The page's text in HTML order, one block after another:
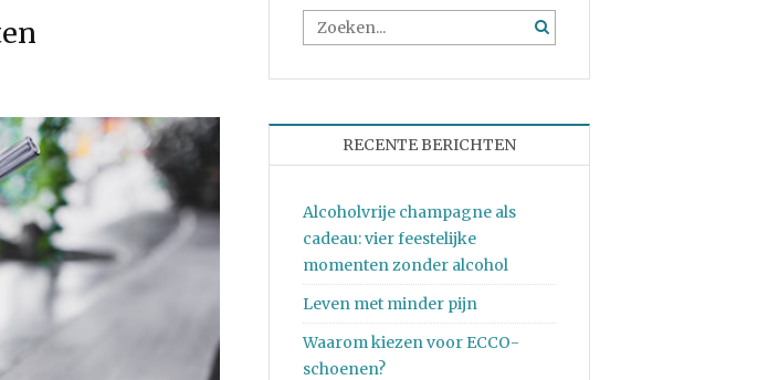
RECENTE BERICHTEN
Alcoholvrije champagne als
cadeau: vier feestelijke
momenten zonder alcohol
Leven met minder pijn
Waarom kiezen voor ECCO-
schoenen?